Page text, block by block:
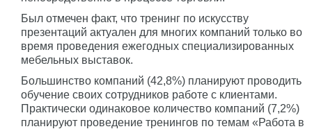
Был отмечен факт, что тренинг по искусству
презентаций актуален для многих компаний только во
время проведения ежегодных специализированных
мебельных выставок.
Большинство компаний (42,8%) планируют проводить
обучение своих сотрудников работе с клиентами.
Практически одинаковое количество компаний (7,2%)
планируют проведение тренингов по темам «Работа в